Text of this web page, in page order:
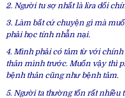
2. Người tu sợ nhất là lừa dối
3. Làm bất cứ chuyện gì mà
phải học tính nhẫn nại.
4. Mình phải có tâm từ với
thân mình trước. Muốn vậy thì
bệnh thân cũng như bệnh tâm.
5. Người ta thường tốn rất